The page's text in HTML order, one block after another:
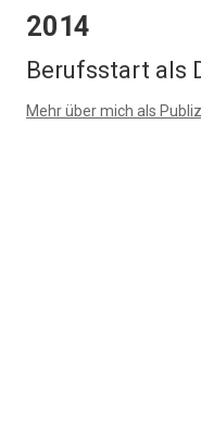
2014
Berufsstart als
Mehr über mich als